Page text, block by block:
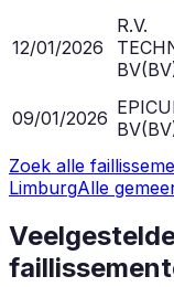
12/01/2026
R.V.
BV(BV
09/01/2026 BV(BV
Zoek alle
LimburgAlle